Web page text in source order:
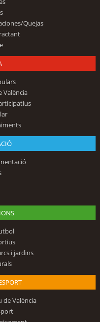
Quejas
València
i jardins
València